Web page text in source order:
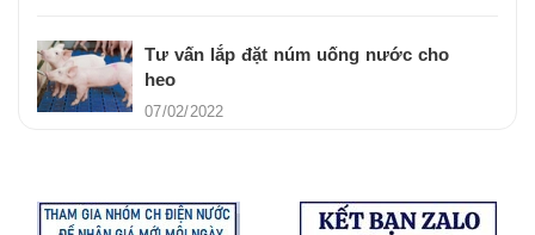
Tư vấn lắp đặt núm uống nước cho
heo
07/02/2022